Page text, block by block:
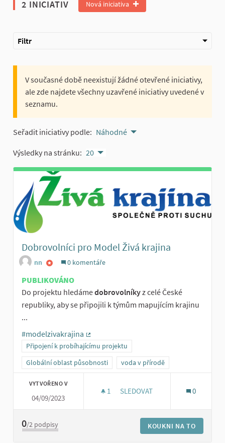
2 INICIATIV Nová iniciativa
Filtr
V současné době neexistují žádné otevřené iniciativy,
ale zde najdete všechny uzavřené iniciativy uvedené v
seznamu.
Seřadit iniciativy podle: Náhodné
Výsledky na stránku: 20
Dobrovolníci pro Model Živá krajina
nn 0 komentáře
PUBLIKOVÁNO
Do projektu hledámedobrovolníkyz celé České
republiky, aby se připojili k týmům mapujícím krajinu
...
#modelzivakrajina
(Externí odkaz)
Připojení k probíhajícímu projektu
Globální oblast působnosti
voda v přírodě
VYTVOŘENO V
04/09/2023
1 1 SLEDUJÍCÍ
SLEDOVAT 0
0/2 podpisy KOUKNI NA TO